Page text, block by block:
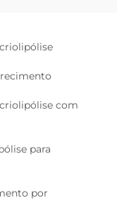
com
para
por